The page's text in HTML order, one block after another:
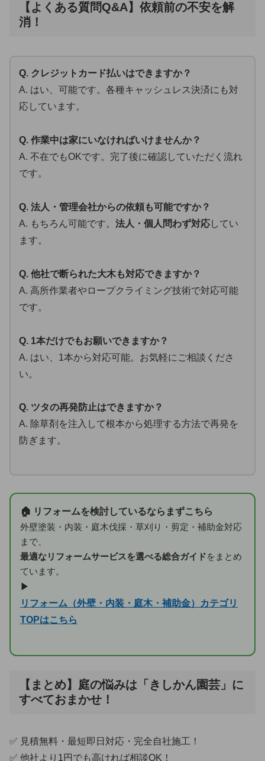
【よくある質問Q&A】依頼前の不安を解
消！
Q. クレジットカード払いはできますか？
A. はい、可能です。各種キャッシュレス決済にも対
応しています。
Q. 作業中は家にいなければいけませんか？
A. 不在でもOKです。完了後に確認していただく流れ
です。
Q. 法人・管理会社からの依頼も可能ですか？
A. もちろん可能です。 法人・個人問わず対応してい
ます。
Q. 他社で断られた大木も対応できますか？
A. 高所作業者やロープクライミング技術で対応可能
です。
Q. 1本だけでもお願いできますか？
A. はい、1本から対応可能。お気軽にご相談くださ
い。
Q. ツタの再発防止はできますか？
A. 除草剤を注入して根本から処理する方法で再発を
防ぎます。
🏠 リフォームを検討しているならまずこちら
外壁塗装・内装・庭木伐採・草刈り・剪定・補助金対応
まで、
最適なリフォームサービスを選べる総合ガイドをまとめ
ています。
▶
リフォーム（外壁・内装・庭木・補助金）カテゴリ
TOPはこちら
【まとめ】庭の悩みは「きしかん園芸」に
すべておまかせ！
✅ 見積無料・最短即日対応・完全自社施工！
✅ 他社より1円でも高ければ相談OK！